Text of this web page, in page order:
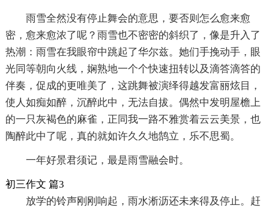
雨雪全然没有停止舞会的意思，要否则怎么愈来愈
密，愈来愈浓了呢？雨雪也不密密的斜织了，像是升入了
热潮：雨雪在我眼帘中跳起了华尔兹。她们手挽动手，眼
光同等朝向火线，娴熟地一个个快速扭转以及滴答滴答的
伴奏，促成的更唯美了，这跳舞被演绎得越发富丽炫目，
使人如痴如醉，沉醉此中，无法自拔。偶然中发明屋檐上
的一只灰褐色的麻雀，正同我一路不雅赏着云云美景，也
陶醉此中了呢，真的就如许久久地鹄立，乐不思蜀。
一年好景君须记，最是雨雪融会时。
初三作文 篇3
放学的铃声刚刚响起，雨水淅沥还未来得及停止。赶